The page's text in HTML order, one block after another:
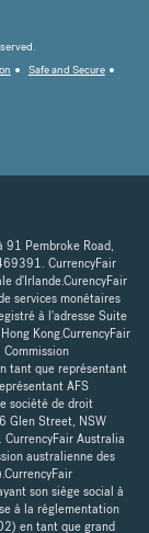
Safe and Secure
91 Pembroke Road,
CurrencyFair
d'Irlande.CurencyFair
services monétaires
à l'adresse Suite
Kong.CurrencyFair
tant que représentant
AFS
société de droit
Glen Street, NSW
Australia
australienne des
son siège social à
à la réglementation
en tant que grand